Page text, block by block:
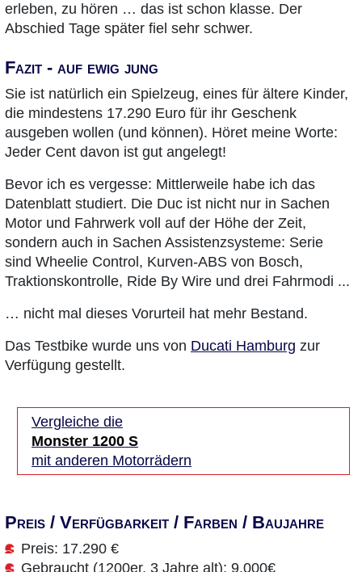
erleben, zu hören … das ist schon klasse. Der
Abschied Tage später fiel sehr schwer.
Fazit - auf ewig jung
Sie ist natürlich ein Spielzeug, eines für ältere Kinder,
die mindestens 17.290 Euro für ihr Geschenk
ausgeben wollen (und können). Höret meine Worte:
Jeder Cent davon ist gut angelegt!
Bevor ich es vergesse: Mittlerweile habe ich das
Datenblatt studiert. Die Duc ist nicht nur in Sachen
Motor und Fahrwerk voll auf der Höhe der Zeit,
sondern auch in Sachen Assistenzsysteme: Serie
sind Wheelie Control, Kurven-ABS von Bosch,
Traktionskontrolle, Ride By Wire und drei Fahrmodi ...
… nicht mal dieses Vorurteil hat mehr Bestand.
Das Testbike wurde uns von Ducati Hamburg zur
Verfügung gestellt.
Vergleiche die
Monster 1200 S
mit anderen Motorrädern
Preis / Verfügbarkeit / Farben / Baujahre
Preis: 17.290 €
Gebraucht (1200er, 3 Jahre alt): 9.000€